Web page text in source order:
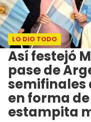
LO DIO TODO
Así festejó
pase de
semifinales
en forma
estampita